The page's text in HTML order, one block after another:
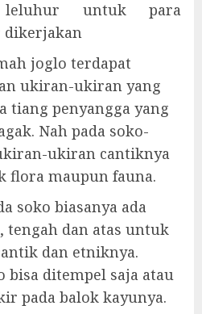
untuk para
dikerjakan
joglo terdapat
ukiran-ukiran yang
tiang penyangga yang
Nah pada soko-
ukiran cantiknya
flora maupun fauna.
soko biasanya ada
tengah dan atas untuk
dan etniknya.
bisa ditempel saja atau
pada balok kayunya.